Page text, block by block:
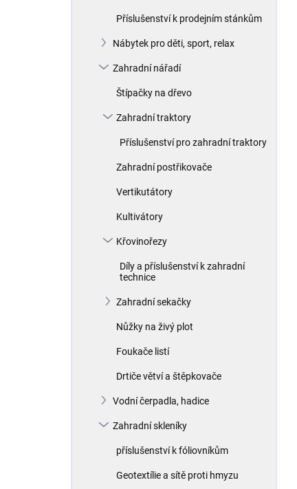
Příslušenství k prodejním stánkům
Nábytek pro děti, sport, relax
Zahradní nářadí
Štípačky na dřevo
Zahradní traktory
Příslušenství pro zahradní traktory
Zahradní postřikovače
Vertikutátory
Kultivátory
Křovinořezy
Díly a příslušenství k zahradní
technice
Zahradní sekačky
Nůžky na živý plot
Foukače listí
Drtiče větví a štěpkovače
Vodní čerpadla, hadice
Zahradní skleníky
příslušenství k fóliovníkům
Geotextílie a sítě proti hmyzu